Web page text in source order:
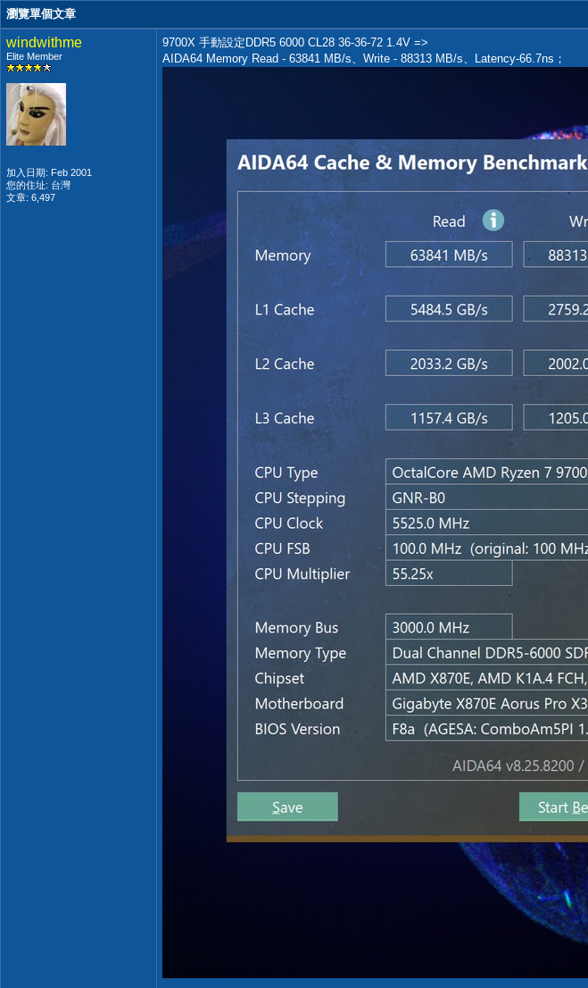
瀏覽單個文章
windwithme
Elite Member
加入日期: Feb 2001
您的住址: 台灣
文章: 6,497
9700X 手動設定DDR5 6000 CL28 36-36-72 1.4V =>
AIDA64 Memory Read - 63841 MB/s、Write - 88313 MB/s、Latency-66.7ns；